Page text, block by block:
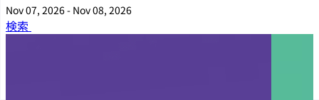
Nov 07, 2026 - Nov 08, 2026
検索